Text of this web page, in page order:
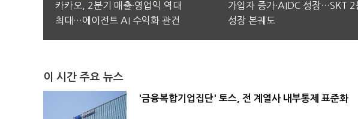
카카오, 2분기 매출·영업익 역대
최대…에이전트 AI 수익화 관건
가입자 증가·AIDC 성장…SKT 2
성장 본궤도
이 시간 주요 뉴스
'금융복합기업집단' 토스, 전 계열사 내부통제 표준화